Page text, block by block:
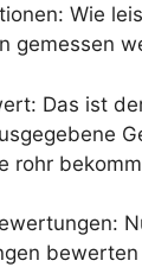
Wie
gemessen
Das ist
rohr